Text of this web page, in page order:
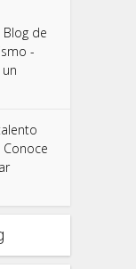
de
-
Conoce